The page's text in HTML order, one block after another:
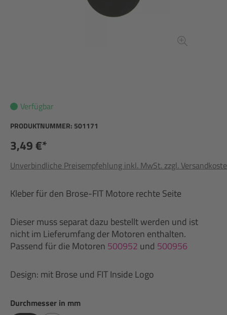
Verfügbar
PRODUKTNUMMER: 501171
3,49 €*
Unverbindliche Preisempfehlung inkl. MwSt. zzgl.
Kleber für den Brose-FIT Motore rechte Seite
Dieser muss separat dazu bestellt werden und ist
nicht im Lieferumfang der Motoren enthalten.
Passend für die Motoren 500952 und 500956
Design: mit Brose und FIT Inside Logo
Durchmesser in mmauswählen